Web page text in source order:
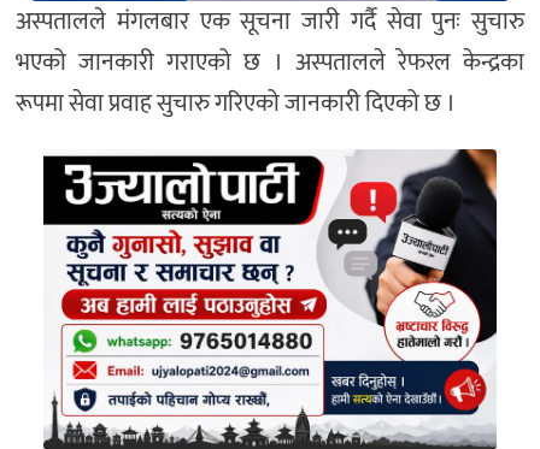
अस्पतालले मंगलबार एक सूचना जारी गर्दै सेवा पुनः सुचारु
भएको जानकारी गराएको छ । अस्पतालले रेफरल केन्द्रका
रूपमा सेवा प्रवाह सुचारु गरिएको जानकारी दिएको छ ।